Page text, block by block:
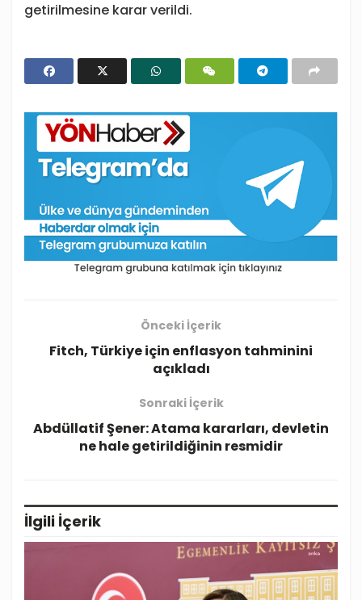
getirilmesine karar verildi.
Önceki İçerik
Fitch, Türkiye için enflasyon tahminini
açıkladı
Sonraki İçerik
Abdüllatif Şener: Atama kararları, devletin
ne hale getirildiğinin resmidir
İlgili İçerik